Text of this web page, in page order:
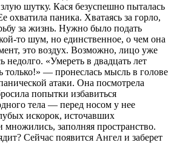
шутку. Кася безуспешно пыталась
охватила паника. Хватаясь за горло,
за жизнь. Нужно было подать
то шум, но единственное, о чем она
это воздух. Возможно, лицо уже
недолго. «Умереть в двадцать лет
только!» — пронеслась мысль в голове
атаки. Она посмотрела
попытки избавиться
тела — перед носом у нее
искорок, источавших
множились, заполняя пространство.
Сейчас появится Ангел и заберет